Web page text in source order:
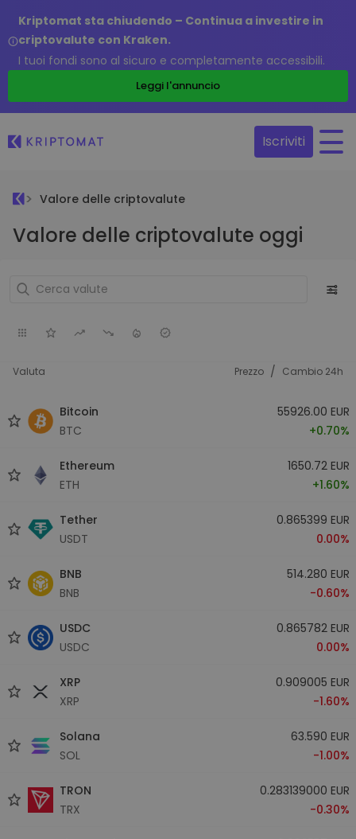
Kriptomat sta chiudendo – Continua a investire in
criptovalute con Kraken.
I tuoi fondi sono al sicuro e completamente accessibili.
Leggi l'annuncio
Iscriviti
Valore delle criptovalute
Valore delle criptovalute oggi
Valuta Prezzo / Cambio 24h
Bitcoin
BTC
55926.00 EUR
+0.70%
Ethereum
ETH
1650.72 EUR
+1.60%
Tether
USDT
0.865399 EUR
0.00%
BNB
BNB
514.280 EUR
-0.60%
USDC
USDC
0.865782 EUR
0.00%
XRP
XRP
0.909005 EUR
-1.60%
Solana
SOL
63.590 EUR
-1.00%
TRON
TRX
0.283139000 EUR
-0.30%